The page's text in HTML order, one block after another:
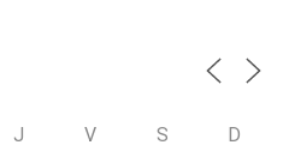
J V S D